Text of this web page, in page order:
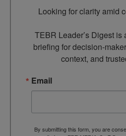
Looking for clarity amid
TEBR Leader’s Digest
briefing for decision-
context, and
Email
By submitting this form, you are